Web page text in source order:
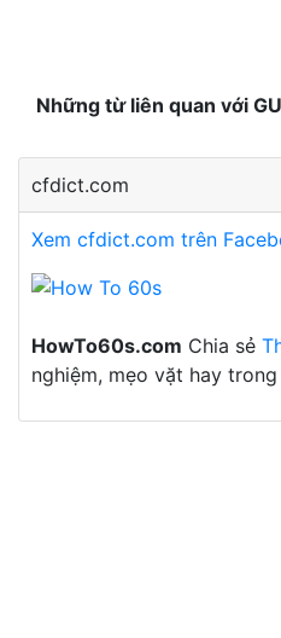
Những từ liên quan với
cfdict.com
Xem cfdict.com trên
HowTo60s.com Chia sẻ
nghiệm, mẹo vặt hay